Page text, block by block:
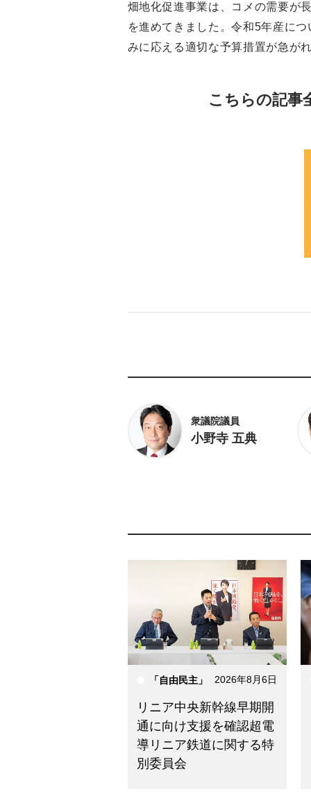
畑地化促進事業は、コメの需要が
を進めてきました。令和5年産に
みに応える適切な予算措置が急がれ
こちらの記事
衆議院議員
小野寺 五典
「自由民主」 2026年8月6日
リニア中央新幹線早期開
通に向け支援を確認超電
導リニア鉄道に関する特
別委員会